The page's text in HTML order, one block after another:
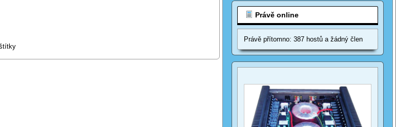
Právě online
Právě přítomno: 387 hostů a žádný člen